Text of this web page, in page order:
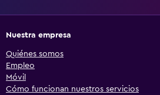
Nuestra empresa
Quiénes somos
Empleo
Móvil
Cómo funcionan nuestros servicios